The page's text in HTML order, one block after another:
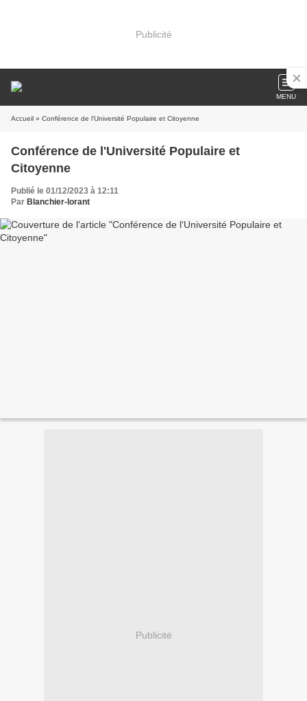
Publicité
MENU
Accueil » Conférence de l'Université Populaire et Citoyenne
Conférence de l'Université Populaire et
Citoyenne
Publié le 01/12/2023 à 12:11
Par Blanchier-lorant
Publicité